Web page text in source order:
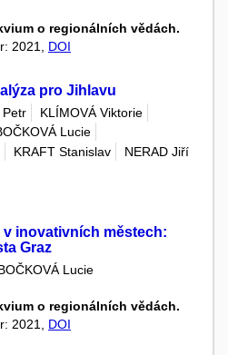
o regionálních vědách.
2021, DOI
pro Jihlavu
Petr
KLÍMOVÁ Viktorie
Lucie
KRAFT Stanislav
NERAD Jiří
inovativních městech:
Graz
Lucie
o regionálních vědách.
2021, DOI